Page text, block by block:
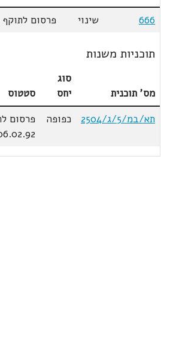
666
שינוי פרסום לתוקף
תוכניות משנות
מס' תוכנית
סוג
יחס
סטטוס
תא/במ/5/ג/2504
כפופה
פרסום